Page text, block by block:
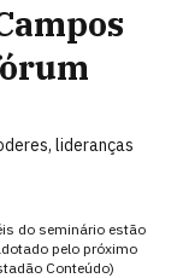
lideranças
do seminário estão
pelo próximo
Conteúdo)